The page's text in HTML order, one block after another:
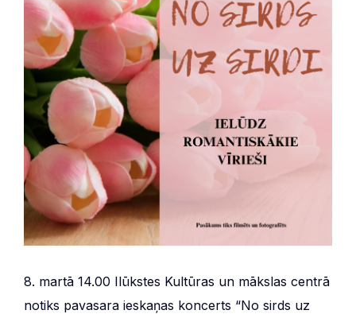
8. martā 14.00 Ilūkstes Kultūras un mākslas centrā
notiks pavasara ieskaņas koncerts “No sirds uz